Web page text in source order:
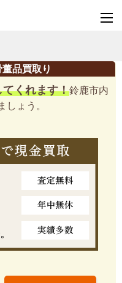
品買取り
くれます！鈴鹿市内
しょう。